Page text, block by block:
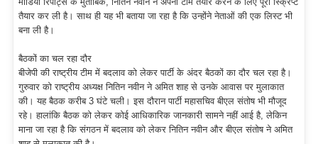
तैयार कर ली है। साथ ही यह भी बताया जा रहा है कि उन्होंने नेताओं की एक लिस्ट भी
बना ली है।
बैठकों का चल रहा दौर
बीजेपी की राष्ट्रीय टीम में बदलाव को लेकर पार्टी के अंदर बैठकों का दौर चल रहा है।
गुरुवार को राष्ट्रीय अध्यक्ष नितिन नवीन ने अमित शाह से उनके आवास पर मुलाकात
की। यह बैठक करीब 3 घंटे चली। इस दौरान पार्टी महासचिव बीएल संतोष भी मौजूद
रहे। हालांकि बैठक को लेकर कोई आधिकारिक जानकारी सामने नहीं आई है, लेकिन
माना जा रहा है कि संगठन में बदलाव को लेकर नितिन नवीन और बीएल संतोष ने अमित